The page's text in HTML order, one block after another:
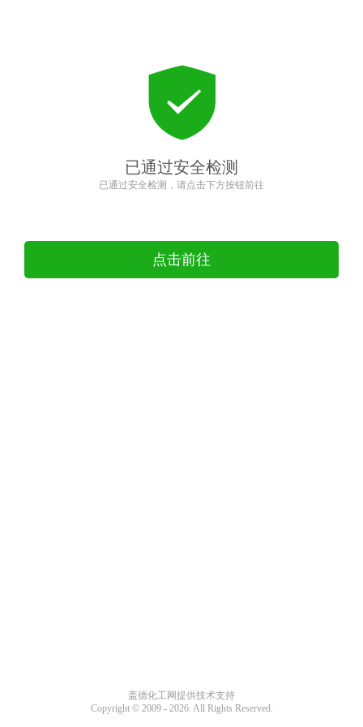
已通过安全检测
已通过安全检测，请点击下方按钮前往
点击前往
盖德化工网提供技术支持
Copyright © 2009 - 2026. All Rights Reserved.